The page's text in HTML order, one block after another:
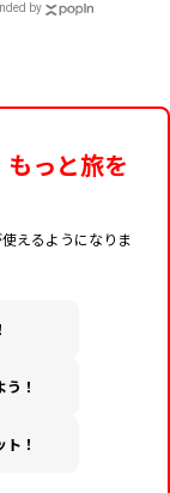
by
っと旅を
えるようになりま
！
！